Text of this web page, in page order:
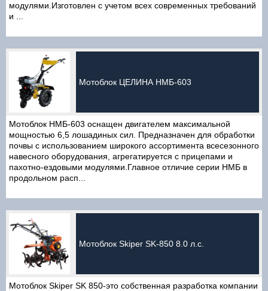
модулями.Изготовлен с учетом всех современных требований
и ...
Мотоблок ЦЕЛИНА НМБ-603
Мотоблок НМБ-603 оснащен двигателем максимальной
мощностью 6,5 лошадиных сил. Предназначен для обработки
почвы с использованием широкого ассортимента всесезонного
навесного оборудования, агрегатируется с прицепами и
пахотно-ездовыми модулями.Главное отличие серии НМБ в
продольном расп...
Мотоблок Skiper SK-850 8.0 л.с.
Мотоблок Skiper SK 850-это собственная разработка компании